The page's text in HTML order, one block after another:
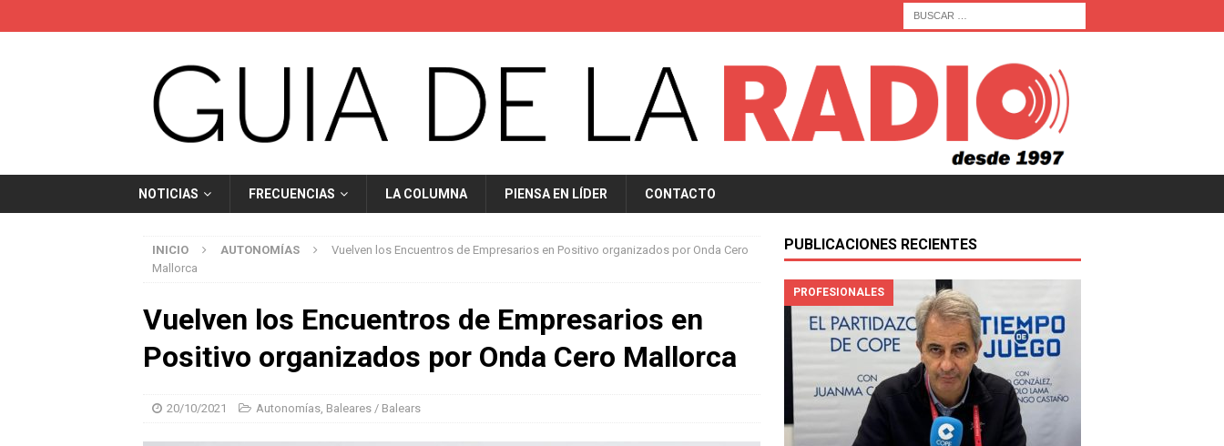
NOTICIAS FRECUENCIAS LA COLUMNA PIENSA EN LÍDER CONTACTO
INICIO AUTONOMÍAS
Vuelven los Encuentros de Empresarios en Positivo organizados por Onda Cero
Mallorca
Vuelven los Encuentros de Empresarios en
Positivo organizados por Onda Cero Mallorca
20/10/2021 Autonomías Baleares / Balears
PUBLICACIONES RECIENTES
PROFESIONALES